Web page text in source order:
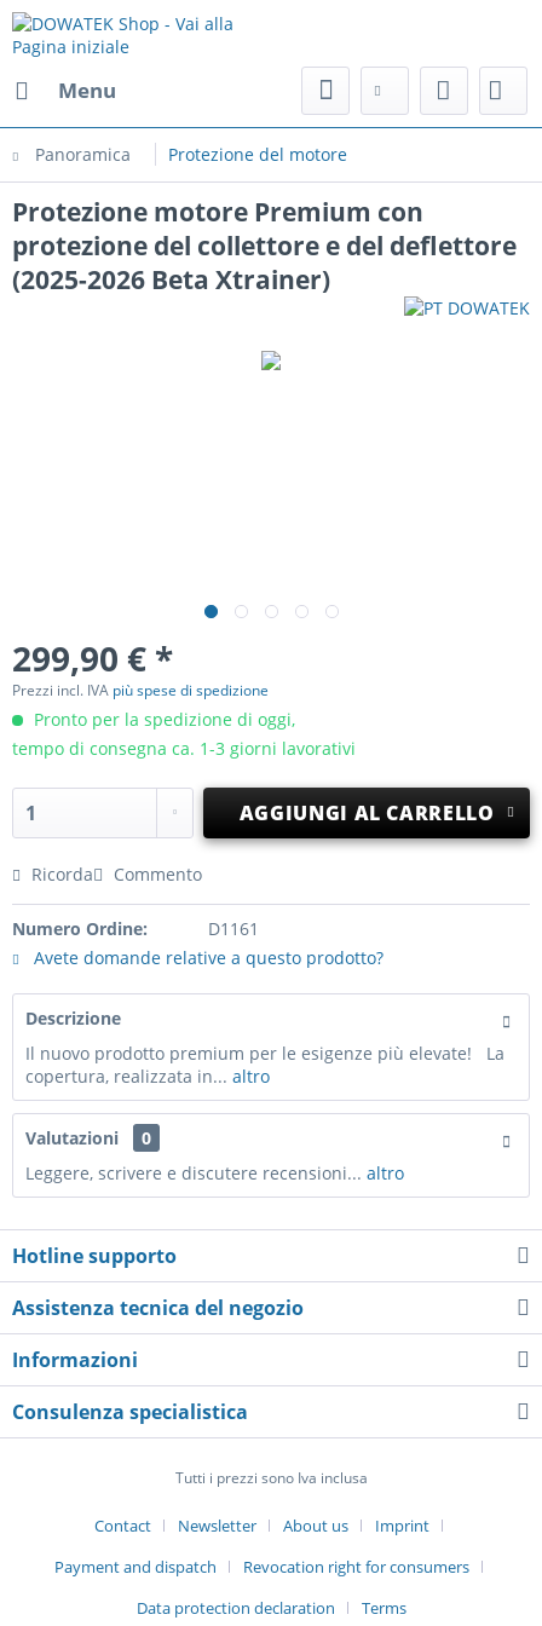
Menu
Panoramica Protezione del motore
Protezione motore Premium con
protezione del collettore e del deflettore
(2025-2026 Beta Xtrainer)
299,90 € *
Prezzi incl. IVA più spese di spedizione
Pronto per la spedizione di oggi,
tempo di consegna ca. 1-3 giorni lavorativi
AGGIUNGI AL CARRELLO
Ricorda Commento
Numero Ordine:
D1161
Avete domande relative a questo prodotto?
Descrizione
Il nuovo prodotto premium per le esigenze più elevate! La
copertura, realizzata in... altro
Valutazioni
0
Leggere, scrivere e discutere recensioni... altro
Hotline supporto
Assistenza tecnica del negozio
Informazioni
Consulenza specialistica
Tutti i prezzi sono Iva inclusa
Contact Newsletter About us
Imprint
Payment and dispatch
Revocation right for consumers
Data protection declaration
Terms